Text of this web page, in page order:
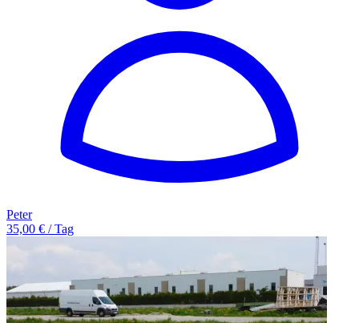
Peter
35,00 € / Tag